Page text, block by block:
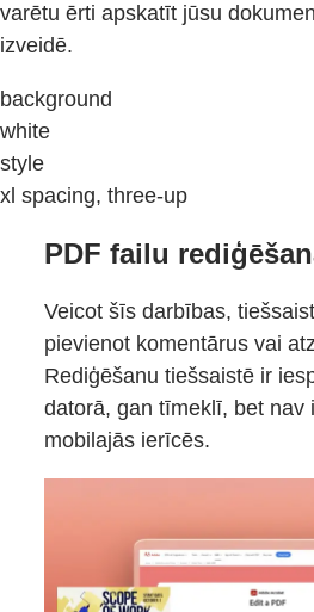
varētu ērti apskatīt jūsu
izveidē.
background
white
style
xl spacing, three-up
PDF failu
Veicot šīs darbības,
pievienot komentārus vai
Rediģēšanu tiešsaistē ir
datorā, gan tīmeklī, bet nav
mobilajās ierīcēs.